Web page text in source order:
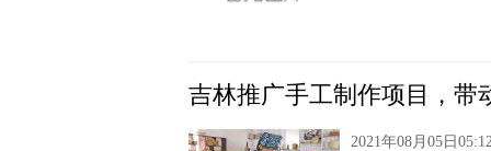
吉林推广手工制作项目，带
2021年08月05日